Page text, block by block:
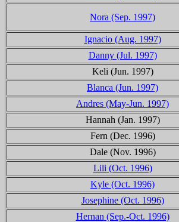
Nora (Sep. 1997)
Ignacio (Aug. 1997)
Danny (Jul. 1997)
Keli (Jun. 1997)
Blanca (Jun. 1997)
Andres (May-Jun. 1997)
Hannah (Jan. 1997)
Fern (Dec. 1996)
Dale (Nov. 1996)
Lili (Oct. 1996)
Kyle (Oct. 1996)
Josephine (Oct. 1996)
Hernan (Sep.-Oct. 1996)